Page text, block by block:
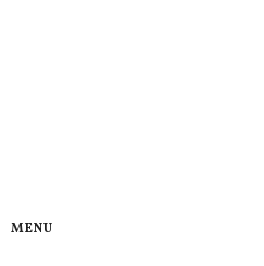
MENU